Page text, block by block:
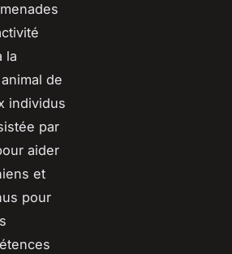
la
de
individus
par
aider
et
pour